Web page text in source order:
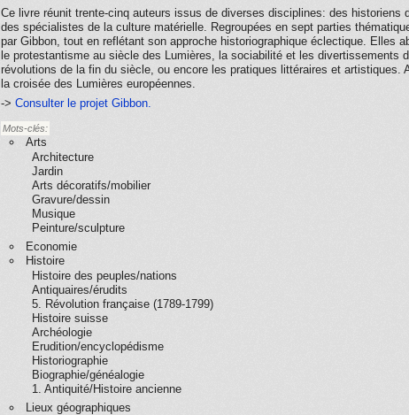
Ce livre réunit trente-cinq auteurs issus de diverses disciplines: des
des spécialistes de la culture matérielle. Regroupées en sept parties
par Gibbon, tout en reflétant son approche historiographique éclectique. Elles
le protestantisme au siècle des Lumières, la sociabilité et les divertissements
révolutions de la fin du siècle, ou encore les pratiques littéraires et
la croisée des Lumières européennes.
-> Consulter le projet Gibbon.
Mots-clés:
Arts
Architecture
Jardin
Arts décoratifs/mobilier
Gravure/dessin
Musique
Peinture/sculpture
Economie
Histoire
Histoire des peuples/nations
Antiquaires/érudits
5. Révolution française (1789-1799)
Histoire suisse
Archéologie
Erudition/encyclopédisme
Historiographie
Biographie/généalogie
1. Antiquité/Histoire ancienne
Lieux géographiques